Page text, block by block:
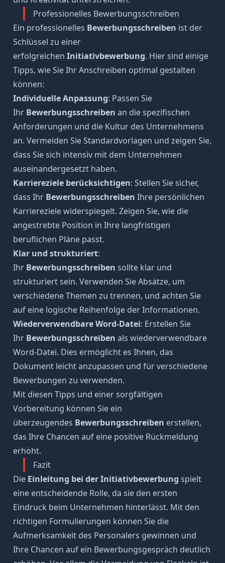
Professionelles Bewerbungsschreiben
Ein professionelles Bewerbungsschreiben ist der
Schlüssel zu einer
erfolgreichen Initiativbewerbung. Hier sind einige
Tipps, wie Sie Ihr Anschreiben optimal gestalten
können:
Individuelle Anpassung: Passen Sie
Ihr Bewerbungsschreiben an die spezifischen
Anforderungen und die Kultur des Unternehmens
an. Vermeiden Sie Standardvorlagen und zeigen Sie,
dass Sie sich intensiv mit dem Unternehmen
auseinandergesetzt haben.
Karriereziele berücksichtigen: Stellen Sie sicher,
dass Ihr Bewerbungsschreiben Ihre persönlichen
Karriereziele widerspiegelt. Zeigen Sie, wie die
angestrebte Position in Ihre langfristigen
beruflichen Pläne passt.
Klar und strukturiert:
Ihr Bewerbungsschreiben sollte klar und
strukturiert sein. Verwenden Sie Absätze, um
verschiedene Themen zu trennen, und achten Sie
auf eine logische Reihenfolge der Informationen.
Wiederverwendbare Word-Datei: Erstellen Sie
Ihr Bewerbungsschreiben als wiederverwendbare
Word-Datei. Dies ermöglicht es Ihnen, das
Dokument leicht anzupassen und für verschiedene
Bewerbungen zu verwenden.
Mit diesen Tipps und einer sorgfältigen
Vorbereitung können Sie ein
überzeugendes Bewerbungsschreiben erstellen,
das Ihre Chancen auf eine positive Rückmeldung
erhöht.
Fazit
Die Einleitung bei der Initiativbewerbung spielt
eine entscheidende Rolle, da sie den ersten
Eindruck beim Unternehmen hinterlässt. Mit den
richtigen Formulierungen können Sie die
Aufmerksamkeit des Personalers gewinnen und
Ihre Chancen auf ein Bewerbungsgespräch deutlich